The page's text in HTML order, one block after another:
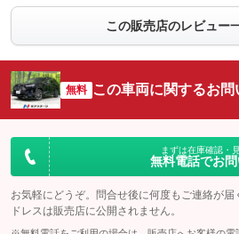
この販売店のレビュー
無料 この車両に関するお問
まずは在庫確認・
無料電話でお
お気軽にどうぞ。問合せ後に何度もご連絡が
ドレスは販売店に公開されません。